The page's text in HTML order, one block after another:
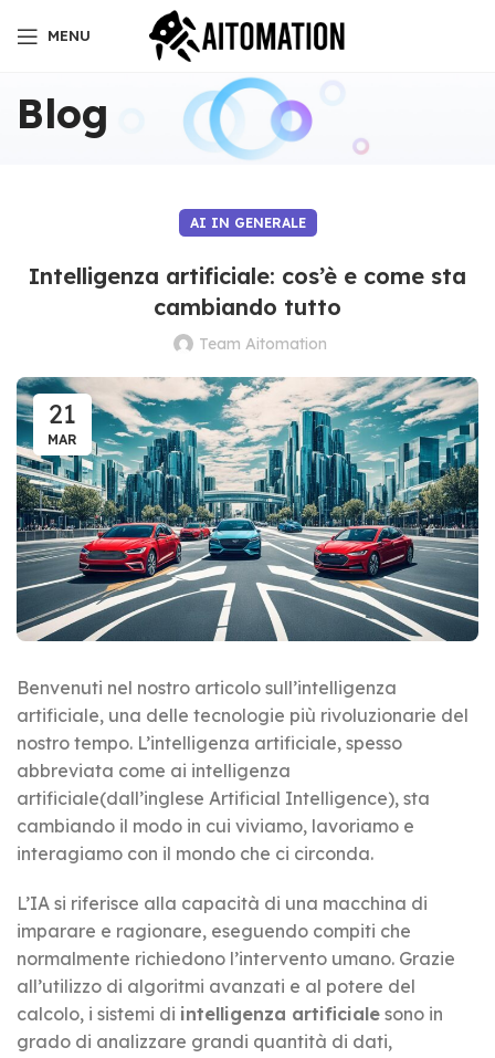
MENU
Blog
AI IN GENERALE
Intelligenza artificiale: cos’è e come sta
cambiando tutto
Team Aitomation
21
MAR
Benvenuti nel nostro articolo sull’intelligenza
artificiale, una delle tecnologie più rivoluzionarie del
nostro tempo. L’intelligenza artificiale, spesso
abbreviata come ai intelligenza
artificiale(dall’inglese Artificial Intelligence), sta
cambiando il modo in cui viviamo, lavoriamo e
interagiamo con il mondo che ci circonda.
L’IA si riferisce alla capacità di una macchina di
imparare e ragionare, eseguendo compiti che
normalmente richiedono l’intervento umano. Grazie
all’utilizzo di algoritmi avanzati e al potere del
calcolo, i sistemi di intelligenza artificiale sono in
grado di analizzare grandi quantità di dati,